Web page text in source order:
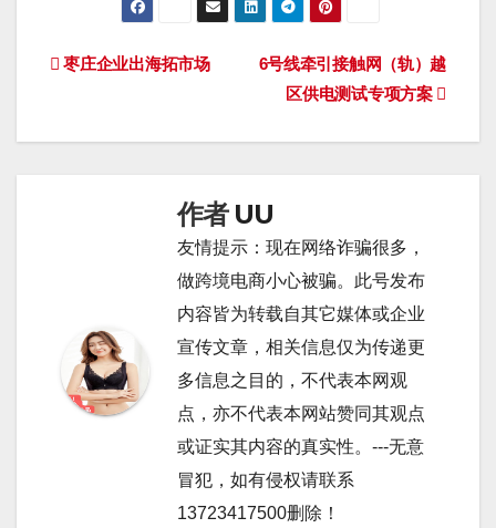
文
6号线牵引接触网（轨）越
区供电测试专项方案
枣庄企业出海拓市场
作者 UU
友情提示：现在网络诈骗很多，
做跨境电商小心被骗。此号发布
内容皆为转载自其它媒体或企业
宣传文章，相关信息仅为传递更
多信息之目的，不代表本网观
点，亦不代表本网站赞同其观点
或证实其内容的真实性。---无意
冒犯，如有侵权请联系
13723417500删除！